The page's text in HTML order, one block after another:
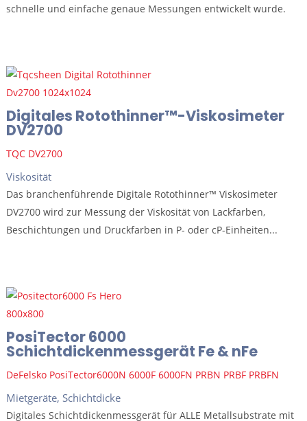
schnelle und einfache genaue Messungen entwickelt wurde.
Digitales Rotothinner™-Viskosimeter
DV2700
TQC DV2700
Viskosität
Das branchenführende Digitale Rotothinner™ Viskosimeter
DV2700 wird zur Messung der Viskosität von Lackfarben,
Beschichtungen und Druckfarben in P- oder cP-Einheiten...
PosiTector 6000
Schichtdickenmessgerät Fe & nFe
DeFelsko PosiTector6000N 6000F 6000FN PRBN PRBF PRBFN
Mietgeräte, Schichtdicke
Digitales Schichtdickenmessgerät für ALLE Metallsubstrate mit